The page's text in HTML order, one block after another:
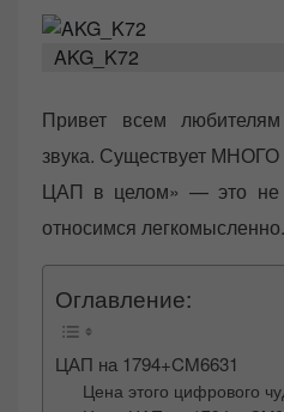
e
d
n
AKG_K72
Привет всем
звука. Существует
ЦАП в целом» — это не
относимся легкомысленно.
Оглавление:
ЦАП на 1794+CM6631
Цена этого цифрового